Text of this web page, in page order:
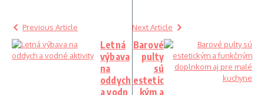
Previous Article
Letná
výbava
na
oddych
a vodn
Next Article
Barové
pulty
sú
estetic
kým a